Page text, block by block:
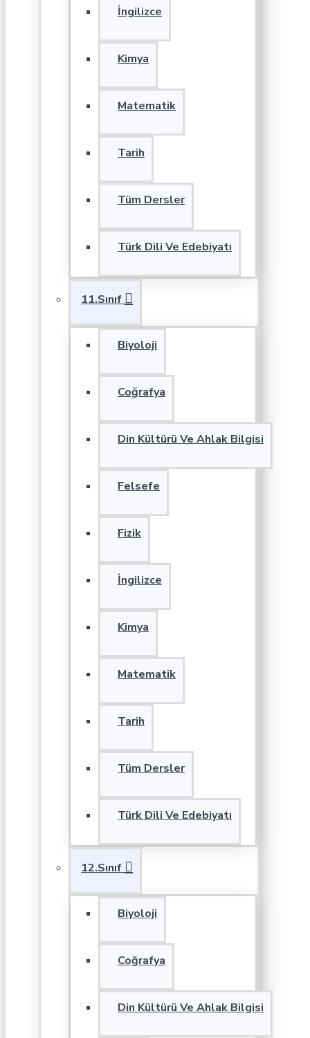
İngilizce
Kimya
Matematik
Tarih
Tüm Dersler
Türk Dili Ve Edebiyatı
11.Sınıf
Biyoloji
Coğrafya
Din Kültürü Ve Ahlak Bilgisi
Felsefe
Fizik
İngilizce
Kimya
Matematik
Tarih
Tüm Dersler
Türk Dili Ve Edebiyatı
12.Sınıf
Biyoloji
Coğrafya
Din Kültürü Ve Ahlak Bilgisi